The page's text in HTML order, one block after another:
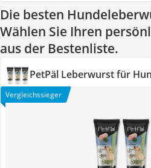
Die besten
Wählen Sie Ihren
aus der Bestenliste.
PetPäl Leberwurst für
Vergleichssieger